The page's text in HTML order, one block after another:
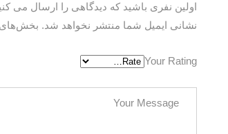
اولین نفری باشید که دیدگاهی را ارسال می
نشانی ایمیل شما منتشر نخواهد شد. بخش‌های
Your Rating